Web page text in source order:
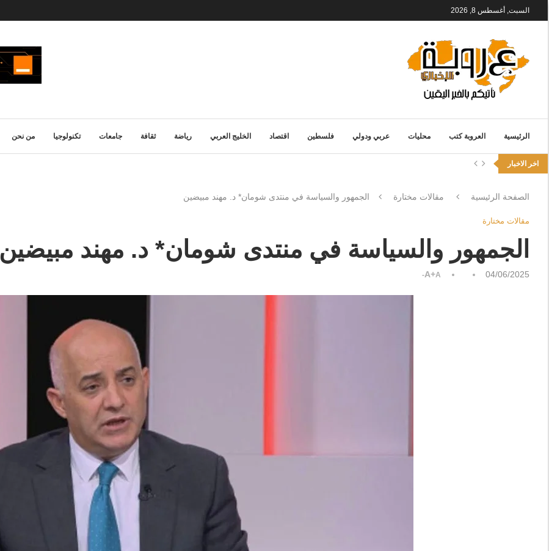
السبت, أغسطس 8, 2026
الرئيسية العروبة كتب محليات عربي ودولي فلسطين اقتصاد الخليج العربي رياضة ثقافة جامعات تكنولوجيا من نحن
اخر الاخبار
الصفحة الرئيسية مقالات مختارة الجمهور والسياسة في منتدى شومان* د. مهند مبيضين
مقالات مختارة
الجمهور والسياسة في منتدى شومان* د. مهند مبيضين
04/06/2025
A+A-